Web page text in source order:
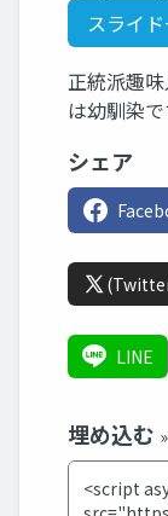
スライ
正統派趣
は幼馴染で
シェア
LINE
埋め込む